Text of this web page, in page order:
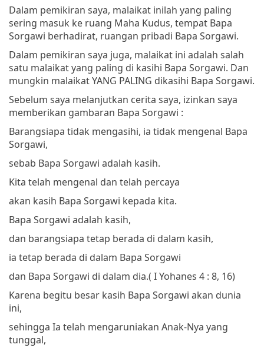
Dalam pemikiran saya, malaikat inilah yang paling
sering masuk ke ruang Maha Kudus, tempat Bapa
Sorgawi berhadirat, ruangan pribadi Bapa Sorgawi.
Dalam pemikiran saya juga, malaikat ini adalah salah
satu malaikat yang paling di kasihi Bapa Sorgawi. Dan
mungkin malaikat YANG PALING dikasihi Bapa Sorgawi.
Sebelum saya melanjutkan cerita saya, izinkan saya
memberikan gambaran Bapa Sorgawi :
Barangsiapa tidak mengasihi, ia tidak mengenal Bapa
Sorgawi,
sebab Bapa Sorgawi adalah kasih.
Kita telah mengenal dan telah percaya
akan kasih Bapa Sorgawi kepada kita.
Bapa Sorgawi adalah kasih,
dan barangsiapa tetap berada di dalam kasih,
ia tetap berada di dalam Bapa Sorgawi
dan Bapa Sorgawi di dalam dia.( I Yohanes 4 : 8, 16)
Karena begitu besar kasih Bapa Sorgawi akan dunia
ini,
sehingga Ia telah mengaruniakan Anak-Nya yang
tunggal,